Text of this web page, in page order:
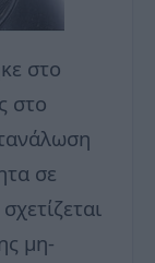
στο
στο
σε
μη-